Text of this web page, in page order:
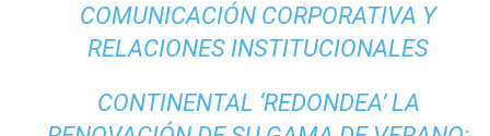
COMUNICACIÓN CORPORATIVA Y
RELACIONES INSTITUCIONALES
CONTINENTAL ‘REDONDEA’ LA